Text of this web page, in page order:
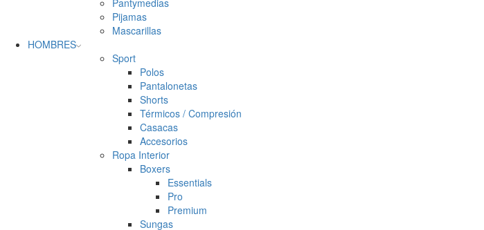
Pantymedias
Pijamas
Mascarillas
HOMBRES
Sport
Polos
Pantalonetas
Shorts
Térmicos / Compresión
Casacas
Accesorios
Ropa Interior
Boxers
Essentials
Pro
Premium
Sungas